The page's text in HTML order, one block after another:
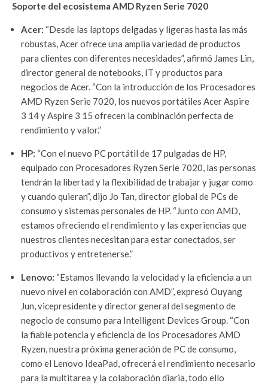
Soporte del ecosistema AMD Ryzen Serie 7020
Acer: “Desde las laptops delgadas y ligeras hasta las más
robustas, Acer ofrece una amplia variedad de productos
para clientes con diferentes necesidades”, afirmó James Lin,
director general de notebooks, IT y productos para
negocios de Acer. “Con la introducción de los Procesadores
AMD Ryzen Serie 7020, los nuevos portátiles Acer Aspire
3 14 y Aspire 3 15 ofrecen la combinación perfecta de
rendimiento y valor.”
HP: “Con el nuevo PC portátil de 17 pulgadas de HP,
equipado con Procesadores Ryzen Serie 7020, las personas
tendrán la libertad y la flexibilidad de trabajar y jugar como
y cuando quieran”, dijo Jo Tan, director global de PCs de
consumo y sistemas personales de HP. “Junto con AMD,
estamos ofreciendo el rendimiento y las experiencias que
nuestros clientes necesitan para estar conectados, ser
productivos y entretenerse.”
Lenovo: “Estamos llevando la velocidad y la eficiencia a un
nuevo nivel en colaboración con AMD”, expresó Ouyang
Jun, vicepresidente y director general del segmento de
negocio de consumo para Intelligent Devices Group. “Con
la fiable potencia y eficiencia de los Procesadores AMD
Ryzen, nuestra próxima generación de PC de consumo,
como el Lenovo IdeaPad, ofrecerá el rendimiento necesario
para la multitarea y la colaboración diaria, todo ello